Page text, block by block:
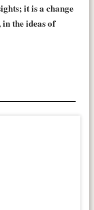
it is a change
in the ideas of